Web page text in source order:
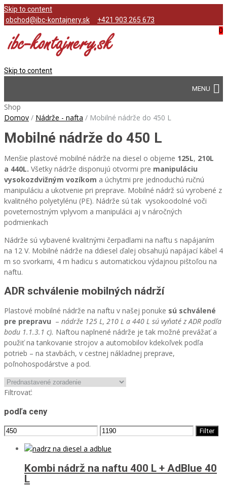
Skip to content
obchod@ibc-kontajnery.sk
+421 903 265 673
0
Skip to content
Shop
Domov / Nádrže - nafta / Mobilné nádrže do 450 L
Mobilné nádrže do 450 L
Menšie plastové mobilné nádrže na diesel o objeme 125L, 210L
a 440L. Všetky nádrže disponujú otvormi pre manipuláciu
vysokozdvižným vozíkom a úchytmi pre jednoduchú ručnú
manipuláciu a ukotvenie pri preprave. Mobilné nádrž sú vyrobené z
kvalitného polyetylénu (PE). Nádrže sú tak vysokoodolné voči
poveternostným vplyvom a manipulácii aj v náročných
podmienkach
Nádrže sú vybavené kvalitnými čerpadlami na naftu s napájaním
na 12 V. Mobilné nádrže na ddiesel ďalej obsahujú napájací kábel 4
m so svorkami, 4 m hadicu s automatickou výdajnou pištoľou na
naftu.
ADR schválenie mobilných nádrží
Plastové mobilné nádrže na naftu v našej ponuke sú schválené
pre prepravu – nádrže 125 L, 210 L a 440 L sú vyňaté z ADR podľa
bodu 1.1.3.1 c). Naftou naplnené nádrže je tak možné prevážať a
použiť na tankovanie strojov a automobilov kdekoľvek podľa
potrieb – na stavbách, v cestnej nákladnej preprave,
poľnohospodárstve a pod.
Filtrovať:
podľa ceny
Filter
Kombi nádrž na naftu 400 L + AdBlue 40
L